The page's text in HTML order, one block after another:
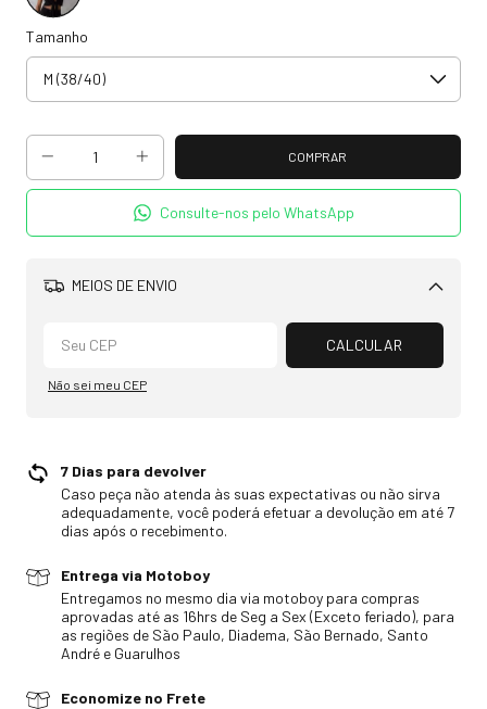
Tamanho
Consulte-nos pelo WhatsApp
MEIOS DE ENVIO
Alterar CEP
CALCULAR
Não sei meu CEP
7 Dias para devolver
Caso peça não atenda às suas expectativas ou não sirva
adequadamente, você poderá efetuar a devolução em até 7
dias após o recebimento.
Entrega via Motoboy
Entregamos no mesmo dia via motoboy para compras
aprovadas até as 16hrs de Seg a Sex (Exceto feriado), para
as regiões de São Paulo, Diadema, São Bernado, Santo
André e Guarulhos
Economize no Frete